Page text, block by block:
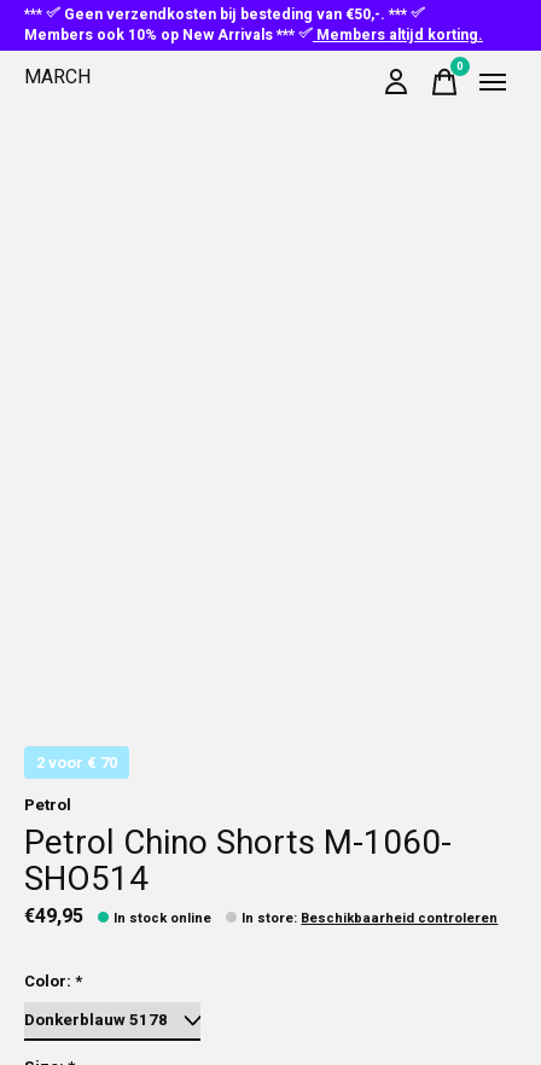
***
Geen verzendkosten bij besteding van €50,-. ***
Members ook 10% op New Arrivals ***
Members altijd korting.
MARCH 0items
2 voor € 70
Petrol
Petrol Chino Shorts M-1060-
SHO514
€49,95 In stock online In store: Beschikbaarheid controleren
Color: *